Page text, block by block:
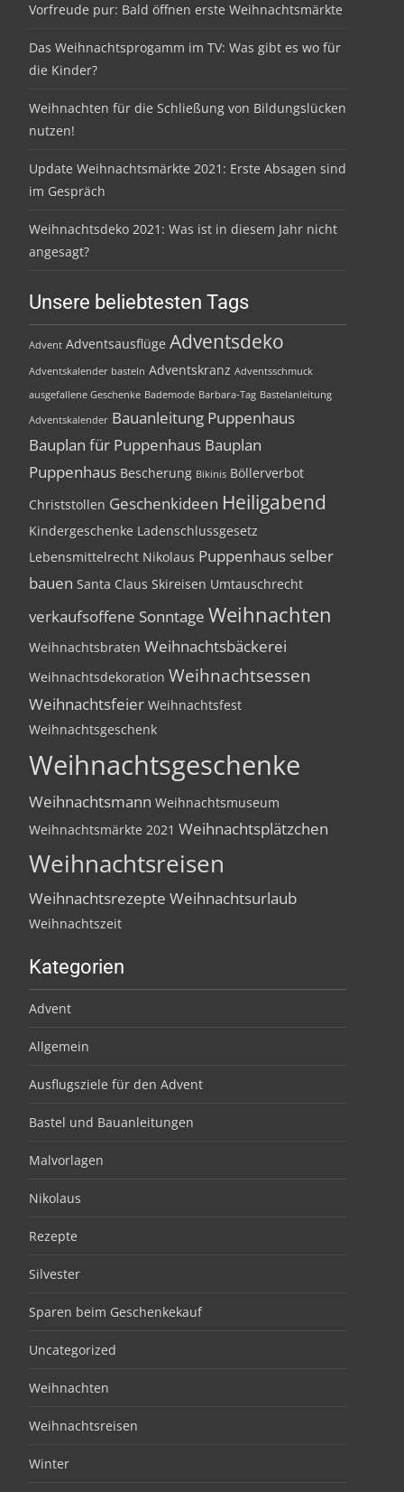
Vorfreude pur: Bald öffnen erste Weihnachtsmärkte
Das Weihnachtsprogamm im TV: Was gibt es wo für
die Kinder?
Weihnachten für die Schließung von Bildungslücken
nutzen!
Update Weihnachtsmärkte 2021: Erste Absagen sind
im Gespräch
Weihnachtsdeko 2021: Was ist in diesem Jahr nicht
angesagt?
Unsere beliebtesten Tags
Advent Adventsausflüge Adventsdeko
Adventskalender basteln Adventskranz Adventsschmuck
ausgefallene Geschenke Bademode Barbara-Tag Bastelanleitung
Adventskalender Bauanleitung Puppenhaus
Bauplan für Puppenhaus Bauplan
Puppenhaus Bescherung Bikinis Böllerverbot
Christstollen Geschenkideen Heiligabend
Kindergeschenke Ladenschlussgesetz
Lebensmittelrecht Nikolaus Puppenhaus selber
bauen Santa Claus Skireisen Umtauschrecht
verkaufsoffene Sonntage Weihnachten
Weihnachtsbraten Weihnachtsbäckerei
Weihnachtsdekoration Weihnachtsessen
Weihnachtsfeier Weihnachtsfest
Weihnachtsgeschenk
Weihnachtsgeschenke
Weihnachtsmann Weihnachtsmuseum
Weihnachtsmärkte 2021 Weihnachtsplätzchen
Weihnachtsreisen
Weihnachtsrezepte Weihnachtsurlaub
Weihnachtszeit
Kategorien
Advent
Allgemein
Ausflugsziele für den Advent
Bastel und Bauanleitungen
Malvorlagen
Nikolaus
Rezepte
Silvester
Sparen beim Geschenkekauf
Uncategorized
Weihnachten
Weihnachtsreisen
Winter